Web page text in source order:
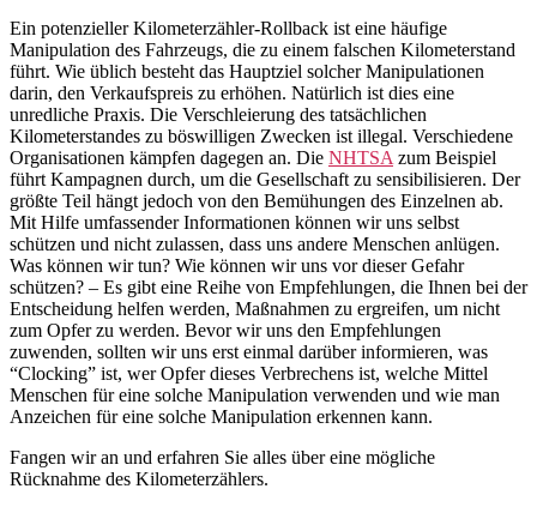
Ein potenzieller Kilometerzähler-Rollback ist eine häufige
Manipulation des Fahrzeugs, die zu einem falschen Kilometerstand
führt. Wie üblich besteht das Hauptziel solcher Manipulationen
darin, den Verkaufspreis zu erhöhen. Natürlich ist dies eine
unredliche Praxis. Die Verschleierung des tatsächlichen
Kilometerstandes zu böswilligen Zwecken ist illegal. Verschiedene
Organisationen kämpfen dagegen an. Die NHTSAzum Beispiel
führt Kampagnen durch, um die Gesellschaft zu sensibilisieren. Der
größte Teil hängt jedoch von den Bemühungen des Einzelnen ab.
Mit Hilfe umfassender Informationen können wir uns selbst
schützen und nicht zulassen, dass uns andere Menschen anlügen.
Was können wir tun? Wie können wir uns vor dieser Gefahr
schützen? – Es gibt eine Reihe von Empfehlungen, die Ihnen bei der
Entscheidung helfen werden, Maßnahmen zu ergreifen, um nicht
zum Opfer zu werden. Bevor wir uns den Empfehlungen
zuwenden, sollten wir uns erst einmal darüber informieren, was
“Clocking” ist, wer Opfer dieses Verbrechens ist, welche Mittel
Menschen für eine solche Manipulation verwenden und wie man
Anzeichen für eine solche Manipulation erkennen kann.
Fangen wir an und erfahren Sie alles über eine mögliche
Rücknahme des Kilometerzählers.